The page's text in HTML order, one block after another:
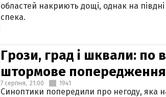
областей накриють дощі, однак на
спека.
Грози, град і шквали: по
штормове попередження
7 серпня, 21:00 1941
Синоптики попередили про негоду, яка